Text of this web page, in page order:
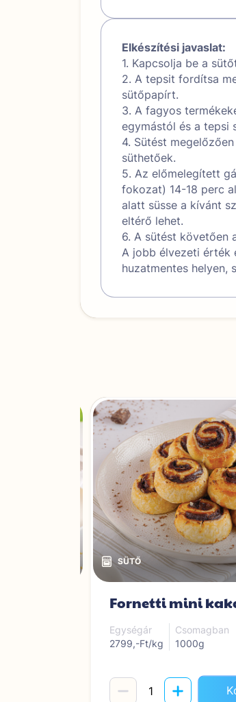
Elkészítési javaslat:
1. Kapcsolja be a
2. A tepsit fordítsa
sütőpapírt.
3. A fagyos
egymástól és a tepsi
4. Sütést
süthetőek.
5. Az előmelegített
fokozat) 14-18 perc
alatt süsse a kívánt
eltérő lehet.
6. A sütést követően
A jobb élvezeti érték
huzatmentes helyen,
Fornetti mini
Egységár
2799,-Ft/kg
Csomagban
1000g